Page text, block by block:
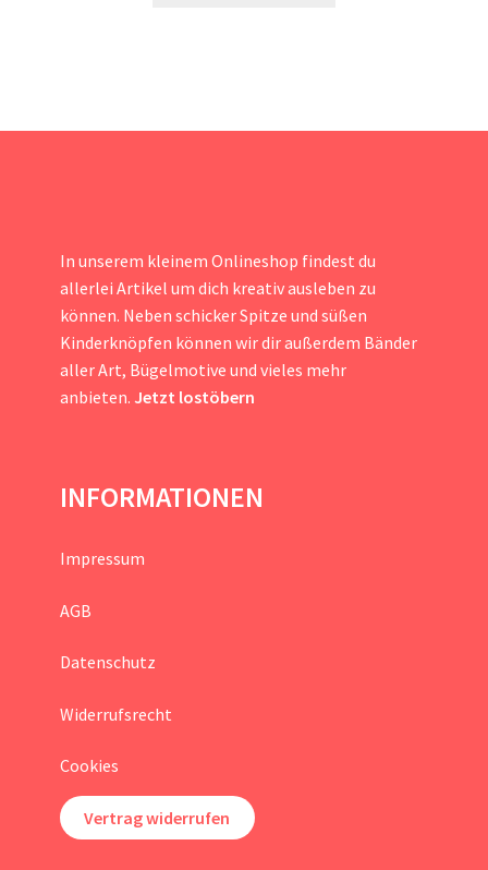
In unserem kleinem Onlineshop findest du
allerlei Artikel um dich kreativ ausleben zu
können. Neben schicker Spitze und süßen
Kinderknöpfen können wir dir außerdem Bänder
aller Art, Bügelmotive und vieles mehr
anbieten. Jetzt lostöbern
INFORMATIONEN
Impressum
AGB
Datenschutz
Widerrufsrecht
Cookies
Vertrag widerrufen